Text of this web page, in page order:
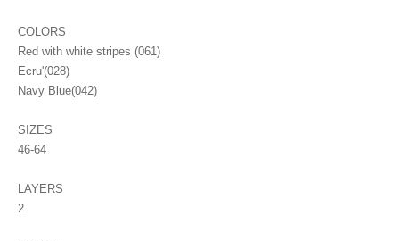
COLORS
Red with white stripes (061)
Ecru'(028)
Navy Blue(042)
SIZES
46-64
LAYERS
2